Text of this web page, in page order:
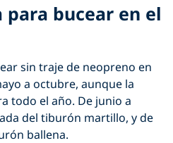
para bucear en el
sin traje de neopreno en
a octubre, aunque la
todo el año. De junio a
del tiburón martillo, y de
ballena.